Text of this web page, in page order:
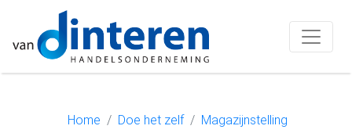
Home Doe het zelf
Magazijnstelling